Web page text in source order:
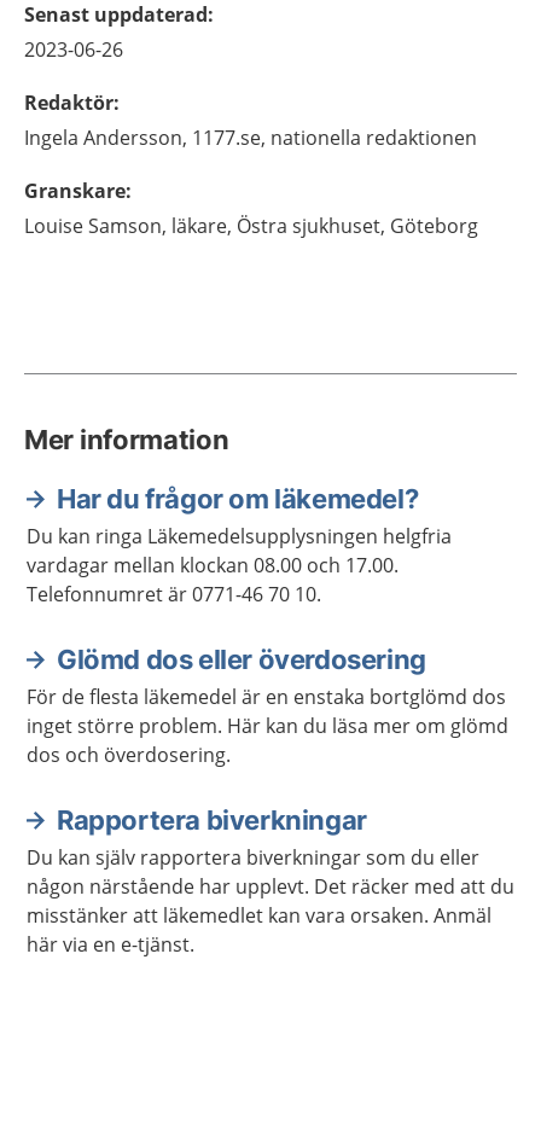
Senast uppdaterad:
2023-06-26
Redaktör:
Ingela Andersson, 1177.se, nationella redaktionen
Granskare:
LouiseSamson, läkare, Östra sjukhuset, Göteborg
Mer information
Har du frågor om läkemedel?
Du kan ringa Läkemedelsupplysningen helgfria
vardagar mellan klockan 08.00 och 17.00.
Telefonnumret är 0771-46 70 10.
Glömd dos eller överdosering
För de flesta läkemedel är en enstaka bortglömd dos
inget större problem. Här kan du läsa mer om glömd
dos och överdosering.
Rapportera biverkningar
Du kan själv rapportera biverkningar som du eller
någon närstående har upplevt. Det räcker med att du
misstänker att läkemedlet kan vara orsaken. Anmäl
här via en e-tjänst.